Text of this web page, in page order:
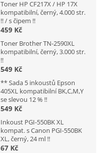
Toner HP CF217X / HP 17X
kompatibilní, černý, 4.000 str.
!! / s čipem !!
459 Kč
Toner Brother TN-2590XL
kompatibilní, černý, 3.000 str.
!!
549 Kč
** Sada 5 inkoustů Epson
405XL kompatibilní BK,C,M,Y
se slevou 12 % !!
549 Kč
Inkoust PGI-550BK XL
kompat. s Canon PGI-550BK
XL, černý, 24 ml !!
67 Kč